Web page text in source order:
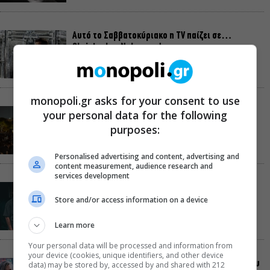
Αυτό το Σαββατοκύριακο η TV παίζει σε…
Christopher Nolan mode
Σαββατοκύριακο χωρίς πορτοφόλι: 8 δωρεάν
εκδηλώσεις για το ΣΚ 8-9 Αυγούστου
χρόνο στο Θέατρο Άβατον
Δικός σου, Φραντς: Η παράσταση του Αλέξανδρου
monopoli.gr asks for your consent to use
your personal data for the following
purposes:
Personalised advertising and content, advertising and
content measurement, audience research and
services development
Store and/or access information on a device
Learn more
Your personal data will be processed and information from
your device (cookies, unique identifiers, and other device
data) may be stored by, accessed by and shared with 212